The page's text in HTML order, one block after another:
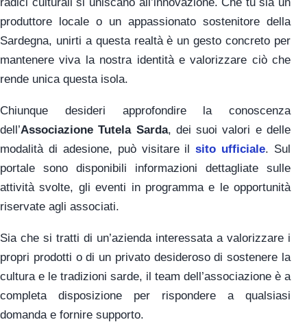
produttore locale o un appassionato sostenitore della
Sardegna, unirti a questa realtà è un gesto concreto per
mantenere viva la nostra identità e valorizzare ciò che
rende unica questa isola.
Chiunque desideri approfondire la conoscenza
dell’Associazione Tutela Sarda, dei suoi valori e delle
modalità di adesione, può visitare il sito ufficiale. Sul
portale sono disponibili informazioni dettagliate sulle
attività svolte, gli eventi in programma e le opportunità
riservate agli associati.
Sia che si tratti di un’azienda interessata a valorizzare i
propri prodotti o di un privato desideroso di sostenere la
cultura e le tradizioni sarde, il team dell’associazione è a
completa disposizione per rispondere a qualsiasi
domanda e fornire supporto.